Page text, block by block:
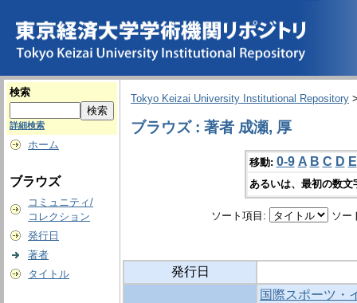
検索
詳細検索
ホーム
ブラウズ
コミュニティ/
コレクション
発行日
著者
タイトル
Tokyo Keizai University Institutional Repository
ブラウズ : 著者 成瀬, 厚
移動: 0-9 A B C D E
あるいは、最初の数
ソート項目: ソー
発行日
国際スポーツ・